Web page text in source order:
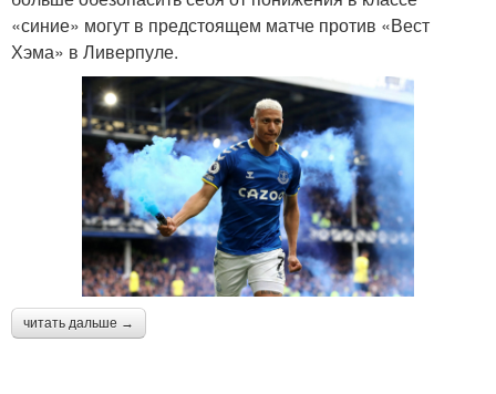
«синие» могут в предстоящем матче против «Вест
Хэма» в Ливерпуле.
читать дальше →